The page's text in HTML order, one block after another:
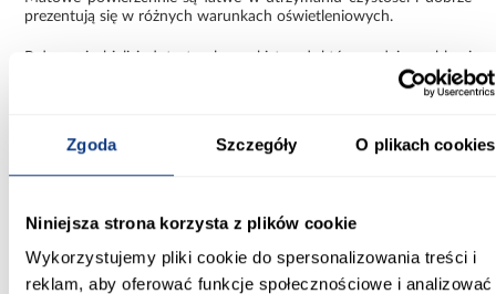
Zgoda Szczegóły O plikach cookies
Niniejsza strona korzysta z plików cookie
Wykorzystujemy pliki cookie do spersonalizowania treści i
reklam, aby oferować funkcje społecznościowe i analizować
prezentują się w różnych warunkach oświetleniowych.
Połączenie bieli i złota to elegancki trend, który nadaje meblowi
Szafa Como 2-110 biały/złoty to kompaktowe i estetyczne
rozwiązanie, które łączy funkcjonalność z eleganckim designem.
Informacje Transport Informacje o